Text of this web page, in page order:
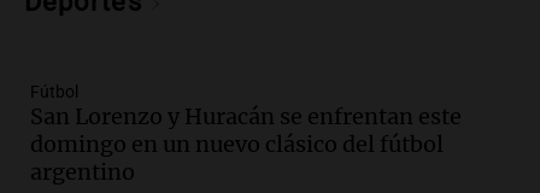
Episodios
Audio.Messi llegará esta noche a
Rosario para acompañar a su familia
tras la muerte de su papá
Fútbol
San Lorenzo y Huracán se enfrentan este
domingo en un nuevo clásico del fútbol
argentino